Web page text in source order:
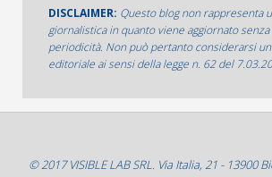
DISCLAIMER: Questo blog non rappresenta
giornalistica in quanto viene aggiornato senza
periodicità. Non può pertanto considerarsi
editoriale ai sensi della legge n. 62 del
© 2017 VISIBLE LAB SRL. Via Italia, 21 - 13900